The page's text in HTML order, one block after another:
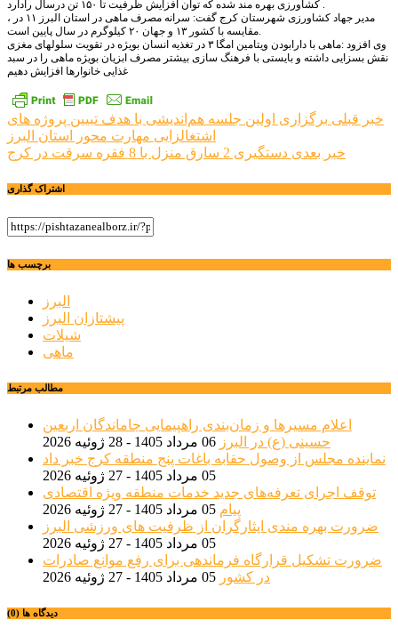
کشاورزی بهره مند شده که توان افزایش ظرفیت تا ۱۵۰ تن درسال رادارد .
، مدیر جهاد کشاورزی شهرستان کرج گفت: سرانه مصرف ماهی در استان البرز ۱۱ در
مقایسه با کشور ۱۳ و جهان ۲۰ کیلوگرم در سال پایین است.
وی افزود :ماهی با دارابودن ویتامین امگا ۳ در تغذیه انسان بویژه در تقویت سلولهای مغزی
نقش بسزایی داشته و بایستی با فرهنگ سازی بیشتر مصرف ابزیان بویژه ماهی را در سبد
غذایی خانوارها افزایش دهیم
راهبری
نوشته
خبر قبلی برگزاری اولین جلسه هم‌اندیشی با هدف تبیین پروژه های
اشتغالزایی مهارت محور استان البرز
خبر بعدی دستگیری 2 سارق منزل با 8 فقره سرقت در کرج
اشتراک گذاری
برچسب ها
البرز
پیشتازان البرز
شیلات
ماهی
مطالب مرتبط
اعلام مسیرها و زمان‌بندی راهپیمایی جاماندگان اربعین
حسینی (ع) در البرز 06 مرداد 1405 - 28 ژوئیه 2026
نماینده مجلس از وصول حقابه باغات پنج منطقه کرج خبر داد
05 مرداد 1405 - 27 ژوئیه 2026
توقف اجرای تعرفه‌های جدید خدمات منطقه ویژه اقتصادی
پیام 05 مرداد 1405 - 27 ژوئیه 2026
ضرورت بهره مندی ایثارگران از ظرفیت های ورزشی البرز
05 مرداد 1405 - 27 ژوئیه 2026
ضرورت تشکیل قرارگاه فرماندهی برای رفع موانع صادرات
در کشور 05 مرداد 1405 - 27 ژوئیه 2026
دیدگاه ها (0)